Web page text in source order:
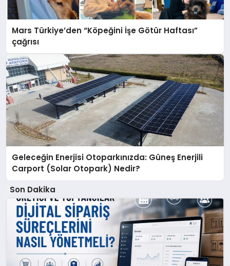
Mars Türkiye’den “Köpeğini İşe Götür Haftası”
çağrısı
Geleceğin Enerjisi Otoparkınızda: Güneş Enerjili
Carport (Solar Otopark) Nedir?
Son Dakika